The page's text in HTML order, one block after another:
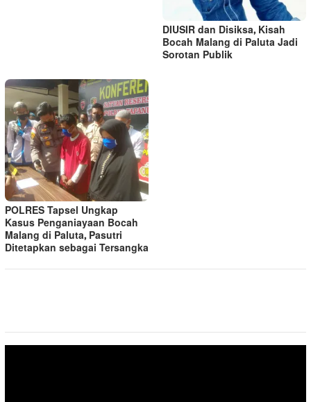
DIUSIR dan Disiksa, Kisah
Bocah Malang di Paluta Jadi
Sorotan Publik
POLRES Tapsel Ungkap
Kasus Penganiayaan Bocah
Malang di Paluta, Pasutri
Ditetapkan sebagai Tersangka